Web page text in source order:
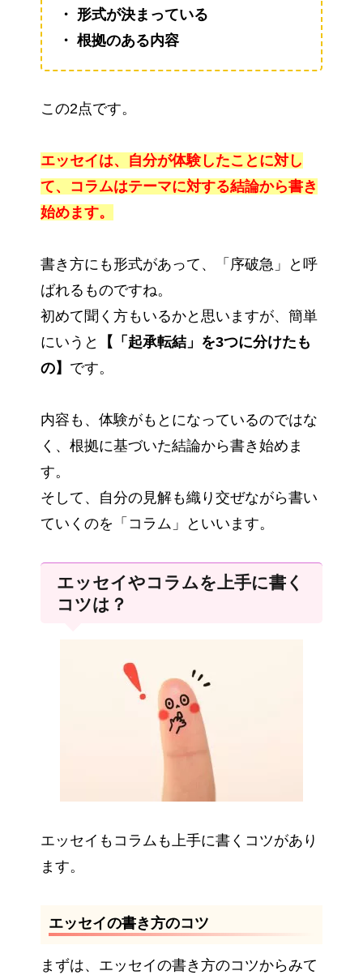
・ 形式が決まっている
・ 根拠のある内容
この2点です。
エッセイは、自分が体験したことに対し
て、コラムはテーマに対する結論から書き
始めます。
書き方にも形式があって、「序破急」と呼
ばれるものですね。
初めて聞く方もいるかと思いますが、簡単
にいうと
【「起承転結」を3つに分けたも
の】 です。
内容も、体験がもとになっているのではな
く、根拠に基づいた結論から書き始めま
す。
そして、自分の見解も織り交ぜながら書い
ていくのを「コラム」といいます。
エッセイやコラムを上手に書く
コツは？
エッセイもコラムも上手に書くコツがあり
ます。
エッセイの書き方のコツ
まずは、エッセイの書き方のコツからみて